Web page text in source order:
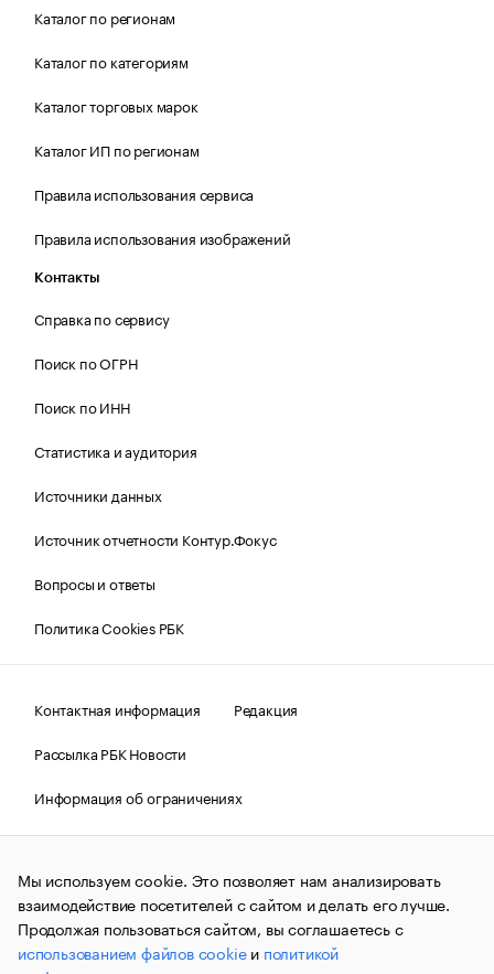
Каталог по регионам
Каталог по категориям
Каталог торговых марок
Каталог ИП по регионам
Правила использования сервиса
Правила использования изображений
Контакты
Справка по сервису
Поиск по ОГРН
Поиск по ИНН
Статистика и аудитория
Источники данных
Источник отчетности Контур.Фокус
Вопросы и ответы
Политика Cookies РБК
Контактная информация
Редакция
Рассылка РБК Новости
Информация об ограничениях
Правовая информация
О соблюдении авторских прав
© АО «РОСБИЗНЕСКОНСАЛТИНГ»,1995–2026.Сообщения
и материалы информационного агентства «РБК»
(зарегистрировано Федеральной службой по надзору в сфере
связи, информационных технологий и массовых
коммуникаций (Роскомнадзор) 09.12.2015 за номером ИА
Мы используем cookie. Это позволяет нам анализировать
взаимодействие посетителей с сайтом и делать его лучше.
Продолжая пользоваться сайтом, вы соглашаетесь с
использованием файлов cookieи политикой